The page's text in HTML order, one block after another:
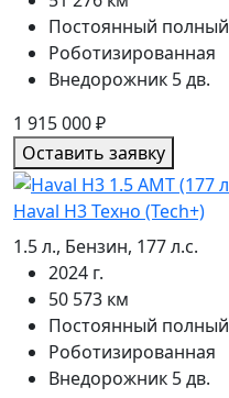
Постоянный полный
Роботизированная
Внедорожник 5 дв.
1 915 000₽
Оставить заявку
Haval H3 Техно (Tech+)
1.5 л., Бензин, 177 л.с.
2024 г.
50 573 км
Постоянный полный
Роботизированная
Внедорожник 5 дв.